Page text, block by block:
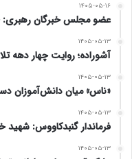
۱۴۰۵-۰۵-۱۶
عضو مجلس خبرگان رهبری:
۱۴۰۵-۰۵-۱۳
آشوراده؛ روایت چهار دهه
۱۴۰۵-۰۵-۱۳
«ناس» میان
۱۴۰۵-۰۵-۱۳
فرماندار گنبدکاووس:
۱۴۰۵-۰۵-۱۳